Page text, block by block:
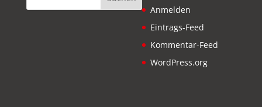
Anmelden
Eintrags-Feed
Kommentar-Feed
WordPress.org